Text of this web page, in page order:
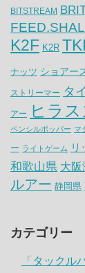
BITSTREAM
K2F K2R
ナッツ ショアー
ストリーマー タ
アー ヒラス
ペンシルポッパー マ
ー ライトゲーム リ
和歌山県 大阪
ルアー 静岡県
カテゴリー
「タックル